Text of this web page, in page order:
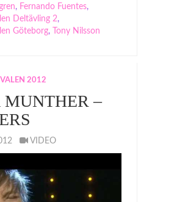
, Fernando Fuentes,
Deltävling 2,
Göteborg, Tony Nilsson
2012
–
VIDEO